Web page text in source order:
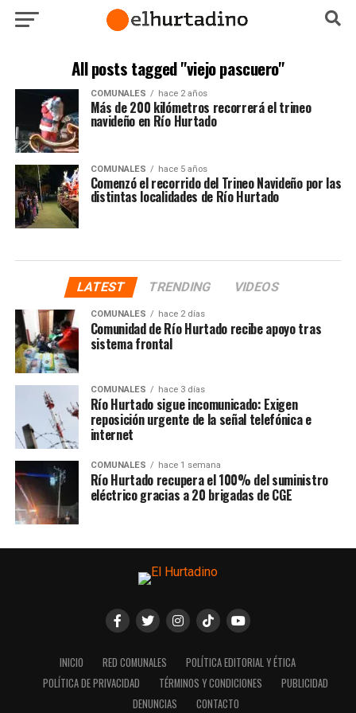
All posts tagged "viejo pascuero"
COMUNALES hace 2 años
Más de 200 kilómetros recorrerá el trineo
navideño en Río Hurtado
COMUNALES hace 5 años
Comenzó el recorrido del Trineo Navideño por las
distintas localidades de Río Hurtado
LATEST TRENDING VIDEOS
COMUNALES hace 2 días
Comunidad de Río Hurtado recibe apoyo tras
sistema frontal
COMUNALES hace 3 días
Río Hurtado sigue incomunicado: Exigen
reposición urgente de la señal telefónica e
internet
COMUNALES hace 1 semana
Río Hurtado recupera el 100% del suministro
eléctrico gracias a 20 brigadas de CGE
INICIO RED COMUNALES
POLÍTICA EDITORIAL Y ÉTICA
POLÍTICA DE PRIVACIDAD
TÉRMINOS Y CONDICIONES
PUBLICIDAD
DENUNCIAS
CONTACTO